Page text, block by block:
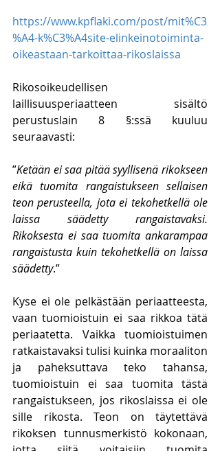
https://www.kpflaki.com/post/mit%C3
%A4-k%C3%A4site-elinkeinotoiminta-
oikeastaan-tarkoittaa-rikoslaissa
Rikosoikeudellisen
laillisuusperiaatteen sisältö
perustuslain 8 §:ssä kuuluu
seuraavasti:
”Ketään ei saa pitää syyllisenä rikokseen
eikä tuomita rangaistukseen sellaisen
teon perusteella, jota ei tekohetkellä ole
laissa säädetty rangaistavaksi.
Rikoksesta ei saa tuomita ankarampaa
rangaistusta kuin tekohetkellä on laissa
säädetty.”
Kyse ei ole pelkästään periaatteesta,
vaan tuomioistuin ei saa rikkoa tätä
periaatetta. Vaikka tuomioistuimen
ratkaistavaksi tulisi kuinka moraaliton
ja paheksuttava teko tahansa,
tuomioistuin ei saa tuomita tästä
rangaistukseen, jos rikoslaissa ei ole
sille rikosta. Teon on täytettävä
rikoksen tunnusmerkistö kokonaan,